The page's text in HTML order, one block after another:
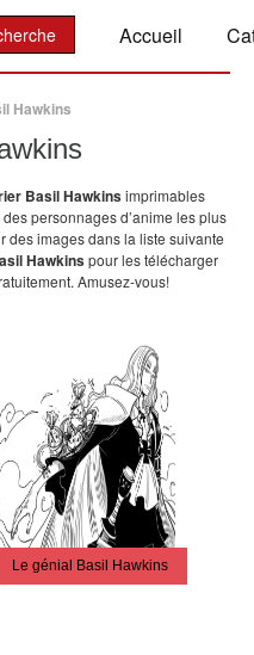
Accueil
Hawkins
Basil Hawkinsimprimables
personnages d’anime les plus
des images dans la liste suivante
Hawkinspour les télécharger
Amusez-vous!
Le génial Basil Hawkins